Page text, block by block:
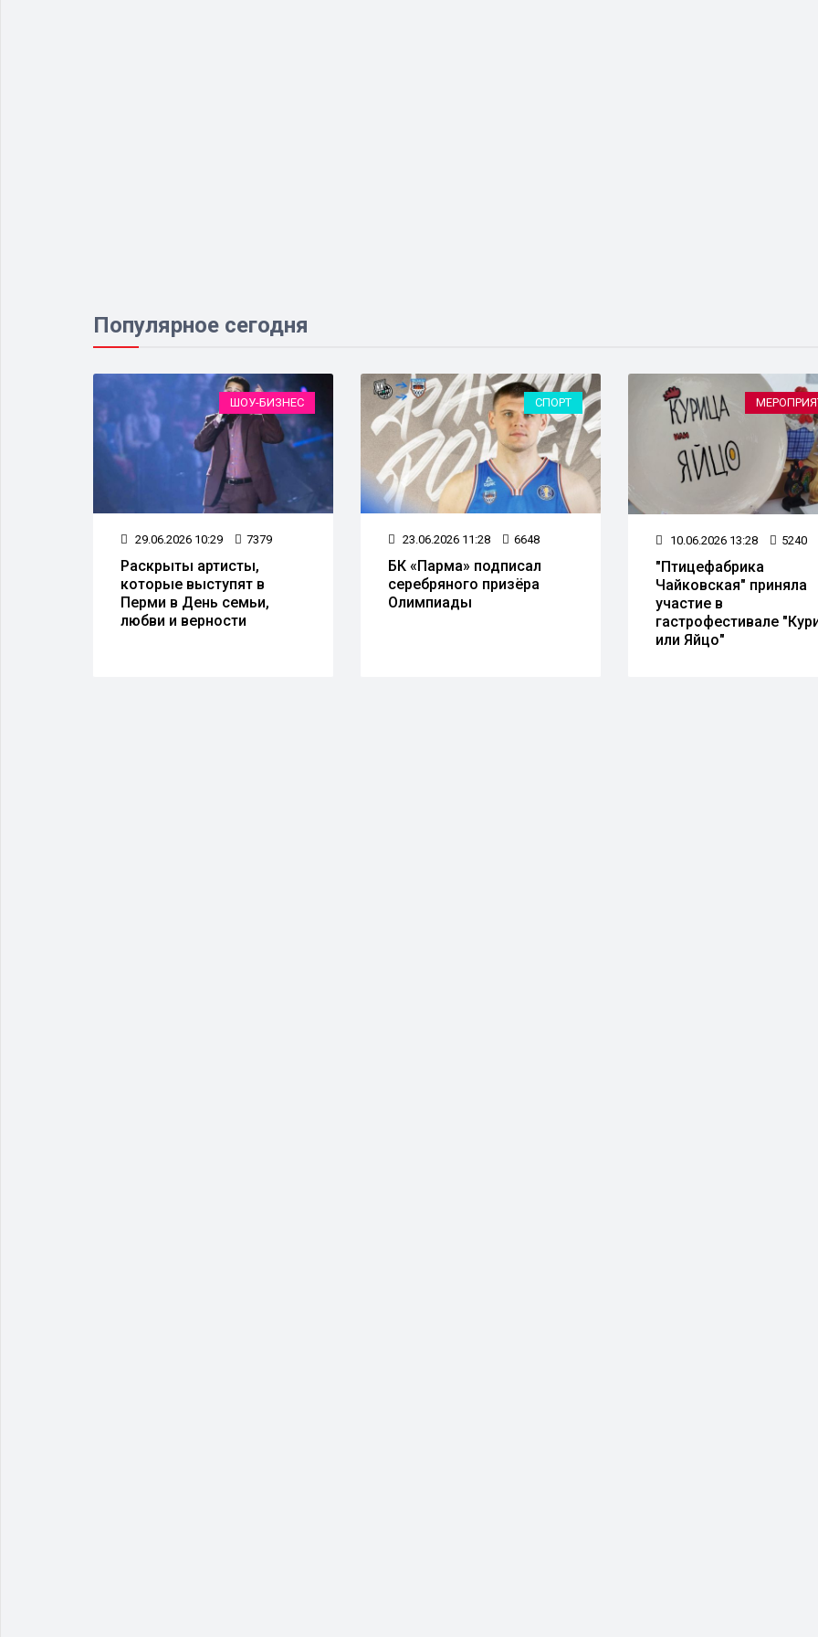
Популярное сегодня
ШОУ-БИЗНЕС
29.06.2026 10:29 7379
Раскрыты артисты,
которые выступят в
Перми в День семьи,
любви и верности
СПОРТ
23.06.2026 11:28 6648
БК «Парма» подписал
серебряного призёра
Олимпиады
10.06.2026 13:28 5240
"Птицефабрика
Чайковская" приняла
участие в
гастрофестивале
или Яйцо"